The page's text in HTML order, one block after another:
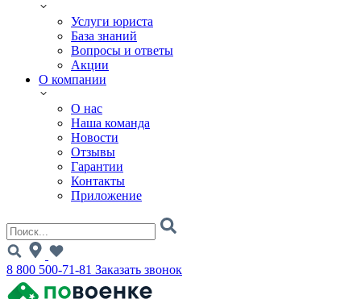
Услуги юриста
База знаний
Вопросы и ответы
Акции
О компании
О нас
Наша команда
Новости
Отзывы
Гарантии
Контакты
Приложение
8 800 500-71-81 Заказать звонок